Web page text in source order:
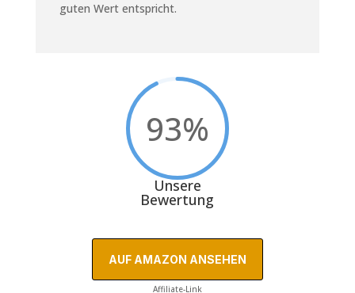
guten Wert entspricht.
93%
Unsere
Bewertung
AUF AMAZON ANSEHEN
Affiliate-Link